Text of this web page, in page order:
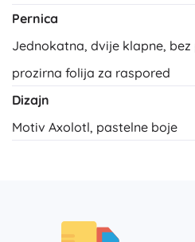
Pernica
Jednokatna, dvije klapne,
prozirna folija za raspored
Dizajn
Motiv Axolotl, pastelne boje